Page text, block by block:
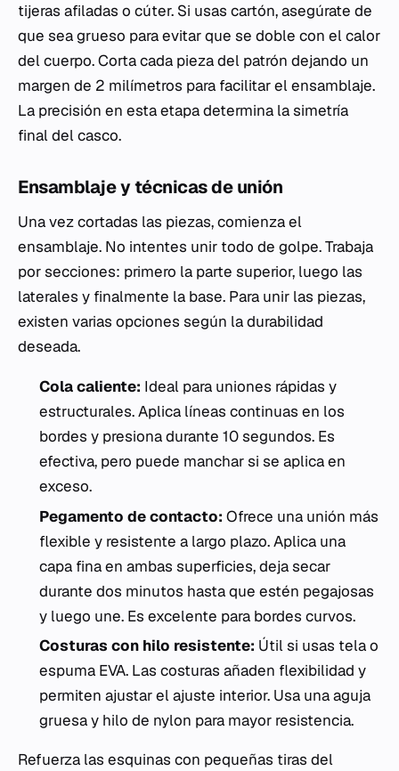
tijeras afiladas o cúter. Si usas cartón, asegúrate de
que sea grueso para evitar que se doble con el calor
del cuerpo. Corta cada pieza del patrón dejando un
margen de 2 milímetros para facilitar el ensamblaje.
La precisión en esta etapa determina la simetría
final del casco.
Ensamblaje y técnicas de unión
Una vez cortadas las piezas, comienza el
ensamblaje. No intentes unir todo de golpe. Trabaja
por secciones: primero la parte superior, luego las
laterales y finalmente la base. Para unir las piezas,
existen varias opciones según la durabilidad
deseada.
Cola caliente: Ideal para uniones rápidas y
estructurales. Aplica líneas continuas en los
bordes y presiona durante 10 segundos. Es
efectiva, pero puede manchar si se aplica en
exceso.
Pegamento de contacto: Ofrece una unión más
flexible y resistente a largo plazo. Aplica una
capa fina en ambas superficies, deja secar
durante dos minutos hasta que estén pegajosas
y luego une. Es excelente para bordes curvos.
Costuras con hilo resistente: Útil si usas tela o
espuma EVA. Las costuras añaden flexibilidad y
permiten ajustar el ajuste interior. Usa una aguja
gruesa y hilo de nylon para mayor resistencia.
Refuerza las esquinas con pequeñas tiras del